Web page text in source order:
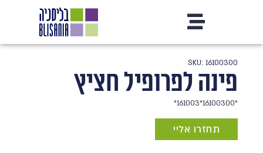
SKU: 16100300
פינה לפרופיל חציץ
*16100300*161003*
תחזרו אליי